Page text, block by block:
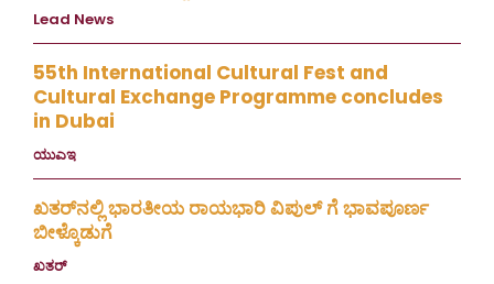
Lead News
55th International Cultural Fest and
Cultural Exchange Programme concludes
in Dubai
ಯುಎಇ
ಖತರ್‌ನಲ್ಲಿ ಭಾರತೀಯ ರಾಯಭಾರಿ ವಿಪುಲ್ ಗೆ ಭಾವಪೂರ್ಣ
ಬೀಳ್ಕೊಡುಗೆ
ಖತರ್